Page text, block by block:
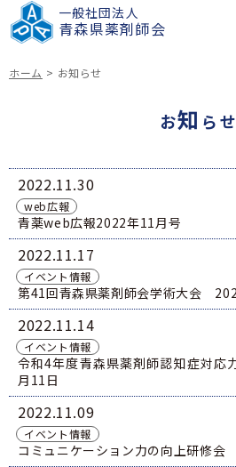
一般社団法人
青森県薬剤師会
青森県民の皆さまへ
健康介護まちかど相談薬局
青森県における夜間・休日の
する薬局情報リスト
青森県における緊急避妊薬販売
青薬web広報
四師会お薬手帳
在宅訪問薬剤管理指導マップ
スポーツファーマシスト
青森県民の皆様へ
脳卒中の症状と対策
GOGO健活！マモルさんリター
薬剤師の皆さまへ
研修会のご案内
健康サポート薬局
緊急避妊薬の調剤及び販売に
版）
倫理審査申請受付について
日本薬剤師会薬剤師行動規範
説
青森県薬剤師連盟
薬局薬剤師の地域サロンにお
談・支援事業
医療従事者向け医療麻薬在庫
青森県薬剤師会
会員専用ロ
ホーム > お知らせ
お知 らせ
2022 11.30
web広報
青薬web広報2022年11月号
2022 11.17
イベント情報
第41回青森県薬剤師会学術大会
2022 11.14
イベント情報
令和4年度青森県薬剤師認知症対
月11日
2022 11.09
イベント情報
コミュニケーション力の向上研修